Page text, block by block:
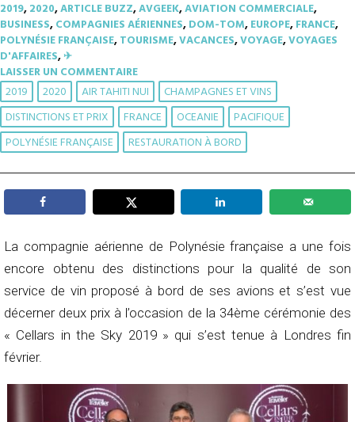
2019,2020,ARTICLE BUZZ,AVGEEK,AVIATION COMMERCIALE,
BUSINESS,COMPAGNIES AÉRIENNES,DOM-TOM,EUROPE,FRANCE,
POLYNÉSIE FRANÇAISE,TOURISME,VACANCES,VOYAGE,VOYAGES
D'AFFAIRES,✈︎
LAISSER UN COMMENTAIRE
2019 2020 AIR TAHITI NUI
CHAMPAGNES ET VINS
DISTINCTIONS ET PRIX
FRANCE OCEANIE
PACIFIQUE
POLYNÉSIE FRANÇAISE
RESTAURATION À BORD
La compagnie aérienne de Polynésie française a une fois
encore obtenu des distinctions pour la qualité de son
service de vin proposé à bord de ses avions et s’est vue
décerner deux prix à l’occasion de la 34ème cérémonie des
« Cellars in the Sky 2019 » qui s’est tenue à Londres fin
février.